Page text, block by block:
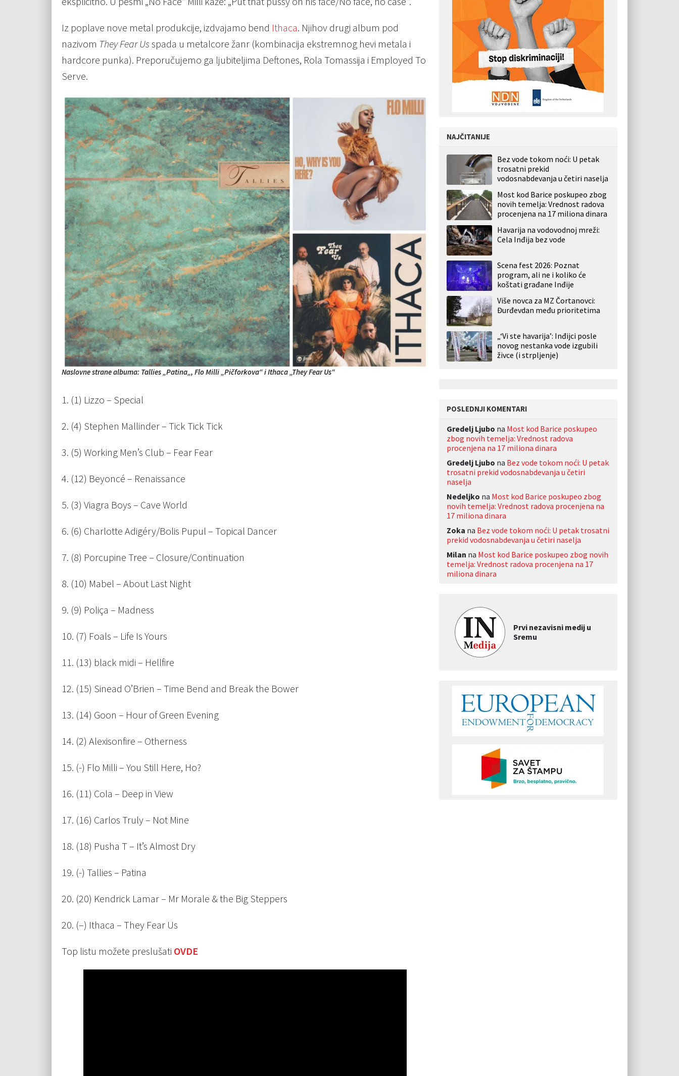
Iz poplave nove metal produkcije, izdvajamo bend Ithaca. Njihov drugi album pod
nazivom They Fear Us spada u metalcore žanr (kombinacija ekstremnog hevi metala i
hardcore punka). Preporučujemo ga ljubiteljima Deftones, Rola Tomassija i Employed To
Serve.
Naslovne strane albuma: Tallies „Patina„, Flo Milli „Pičforkova“ i Ithaca „They Fear Us“
1. (1) Lizzo – Special
2. (4) Stephen Mallinder – Tick Tick Tick
3. (5) Working Men’s Club – Fear Fear
4. (12) Beyoncé – Renaissance
5. (3) Viagra Boys – Cave World
6. (6) Charlotte Adigéry/Bolis Pupul – Topical Dancer
7. (8) Porcupine Tree – Closure/Continuation
8. (10) Mabel – About Last Night
9. (9) Poliça – Madness
10. (7) Foals – Life Is Yours
11. (13) black midi – Hellfire
12. (15) Sinead O’Brien – Time Bend and Break the Bower
13. (14) Goon – Hour of Green Evening
14. (2) Alexisonfire – Otherness
15. (-) Flo Milli – You Still Here, Ho?
16. (11) Cola – Deep in View
17. (16) Carlos Truly – Not Mine
18. (18) Pusha T – It’s Almost Dry
19. (-) Tallies – Patina
20. (20) Kendrick Lamar – Mr Morale & the Big Steppers
20. (–) Ithaca – They Fear Us
Top listu možete preslušati OVDE
NAJČITANIJE
Bez vode tokom noći: U petak
trosatni prekid
vodosnabdevanja u četiri naselja
Most kod Barice poskupeo zbog
novih temelja: Vrednost radova
procenjena na 17 miliona dinara
Havarija na vodovodnoj mreži:
Cela Inđija bez vode
Scena fest 2026: Poznat
program, ali ne i koliko će
koštati građane Inđije
Više novca za MZ Čortanovci:
Đurđevdan među prioritetima
„‘Vi ste havarija’: Inđijci posle
novog nestanka vode izgubili
živce (i strpljenje)
POSLEDNJI KOMENTARI
Gredelj Ljubo na Most kod Barice poskupeo
zbog novih temelja: Vrednost radova
procenjena na 17 miliona dinara
Gredelj Ljubo na Bez vode tokom noći: U petak
trosatni prekid vodosnabdevanja u četiri
naselja
Nedeljko na Most kod Barice poskupeo zbog
novih temelja: Vrednost radova procenjena na
17 miliona dinara
Zoka na Bez vode tokom noći: U petak trosatni
prekid vodosnabdevanja u četiri naselja
Milan na Most kod Barice poskupeo zbog novih
temelja: Vrednost radova procenjena na 17
miliona dinara
Prvi nezavisni medij u
Sremu